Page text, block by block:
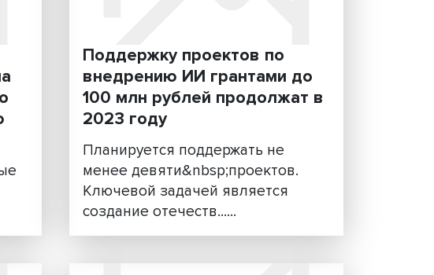
Как использовать
искусственного интеллекта в
маркетинге и рекламе? Если